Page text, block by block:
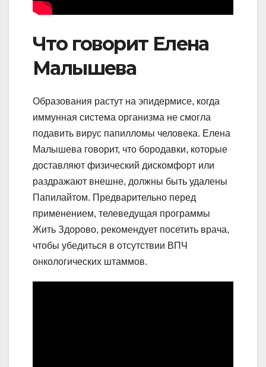
Что говорит Елена
Малышева
Образования растут на эпидермисе, когда
иммунная система организма не смогла
подавить вирус папилломы человека. Елена
Малышева говорит, что бородавки, которые
доставляют физический дискомфорт или
раздражают внешне, должны быть удалены
Папилайтом. Предварительно перед
применением, телеведущая программы
Жить Здорово, рекомендует посетить врача,
чтобы убедиться в отсутствии ВПЧ
онкологических штаммов.